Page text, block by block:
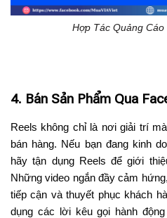
Hợp Tác Quảng
4. Bán Sản Phẩm Qua
Reels không chỉ là nơi giải trí
bán hàng. Nếu bạn đang kinh
hãy tận dụng Reels để giới
Những video ngắn đầy cảm
tiếp cận và thuyết phục khách
dụng các lời kêu gọi hành